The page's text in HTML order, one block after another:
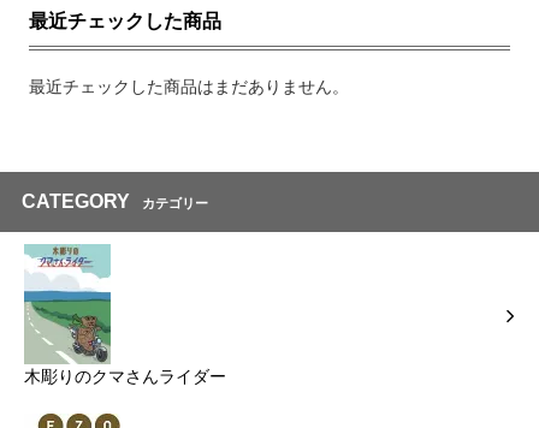
最近チェックした商品
最近チェックした商品はまだありません。
CATEGORY カテゴリー
木彫りのクマさんライダー